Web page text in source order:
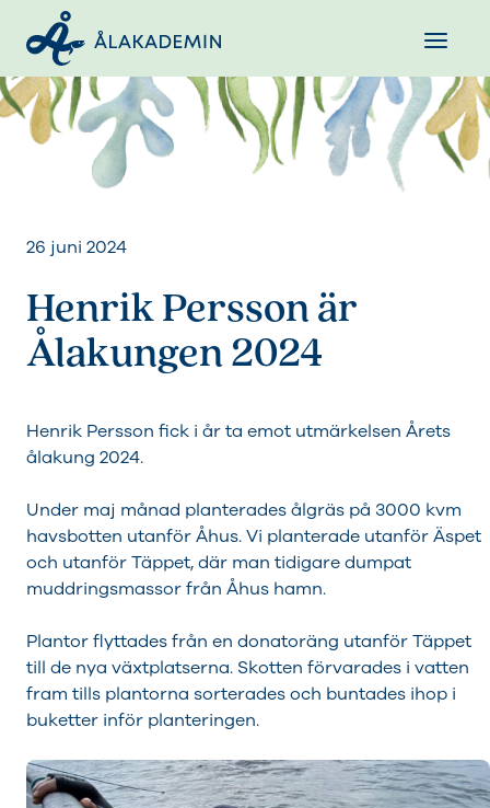
26 juni 2024
Henrik Persson är
Ålakungen 2024
Henrik Persson fick i år ta emot utmärkelsen Årets
ålakung 2024.
Under maj månad planterades ålgräs på 3000 kvm
havsbotten utanför Åhus. Vi planterade utanför Äspet
och utanför Täppet, där man tidigare dumpat
muddringsmassor från Åhus hamn.
Plantor flyttades från en donatoräng utanför Täppet
till de nya växtplatserna. Skotten förvarades i vatten
fram tills plantorna sorterades och buntades ihop i
buketter inför planteringen.